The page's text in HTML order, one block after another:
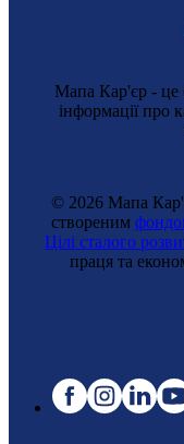
Мапа Кар'єр - це
інформації про
© 2026 Мапа
створеним
Цілі сталого
праця та